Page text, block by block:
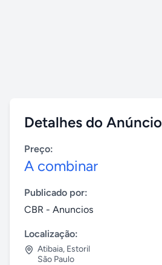
Detalhes do Anúncio
Preço:
A combinar
Publicado por:
CBR - Anuncios
Localização:
Atibaia, Estoril
São Paulo